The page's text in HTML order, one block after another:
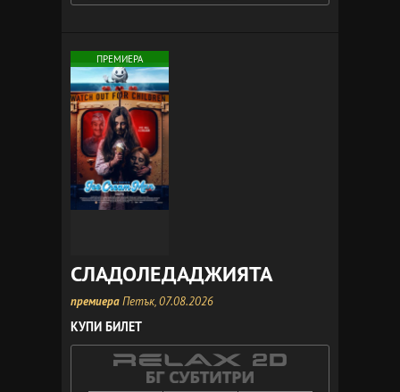
ПРЕМИЕРА
СЛАДОЛЕДАДЖИЯТА
премиераПетък, 07.08.2026
КУПИ БИЛЕТ